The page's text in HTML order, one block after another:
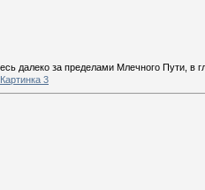
далеко за пределами Млечного Пути, в
Картинка 3